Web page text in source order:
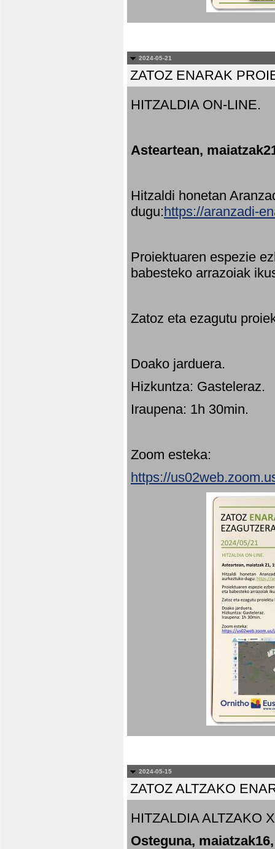
2024-05-21
ZATOZ ENARAK
HITZALDIA ON-LINE.
Asteartean,
Hitzaldi honetan
dugu:https://aranzadi-
Proiektuaren espezie
babesteko arrazoiak
Zatoz eta ezagutu
Doako jarduera.
Hizkuntza: Gasteleraz.
Iraupena: 1h 30min.
Zoom esteka:
https://
2024-05-15
ZATOZ ALTZAKO
HITZALDIA ALTZAKO
Osteguna,